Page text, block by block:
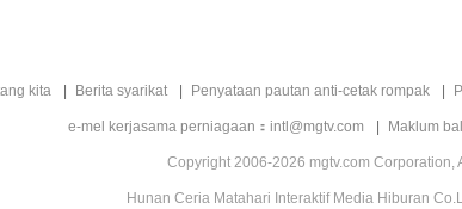
kita Berita syarikat Penyataan pautan anti-cetak rompak
e-mel kerjasama perniagaan：intl@mgtv.com Maklum
Copyright 2006-2026 mgtv.com Corporation,
Hunan Ceria Matahari Interaktif Media Hiburan